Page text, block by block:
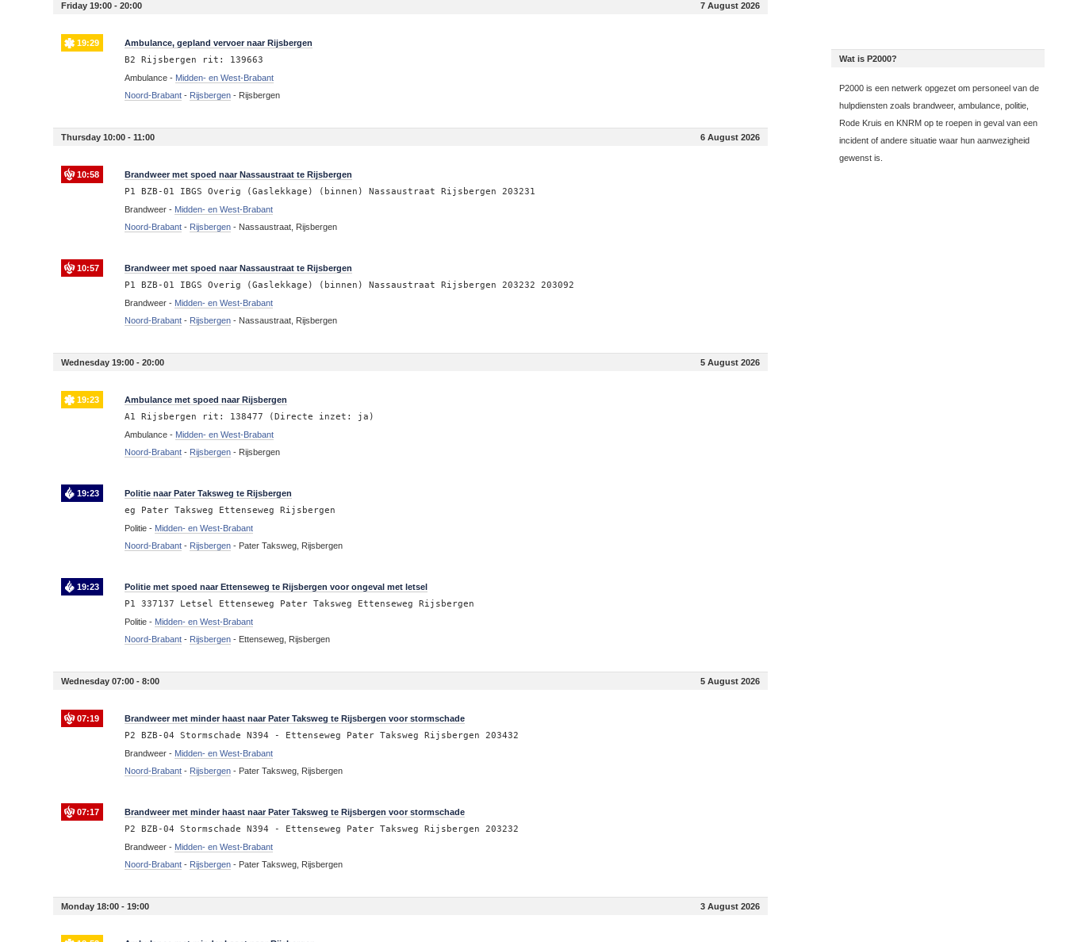
Friday 19:00 - 20:00 7 August 2026
19:29 Ambulance, gepland vervoer naar Rijsbergen
B2 Rijsbergen rit: 139663
Ambulance - Midden- en West-Brabant
Noord-Brabant - Rijsbergen - Rijsbergen
Thursday 10:00 - 11:00 6 August 2026
10:58 Brandweer met spoed naar Nassaustraat te Rijsbergen
P1 BZB-01 IBGS Overig (Gaslekkage) (binnen) Nassaustraat Rijsbergen 203231
Brandweer - Midden- en West-Brabant
Noord-Brabant - Rijsbergen - Nassaustraat, Rijsbergen
10:57 Brandweer met spoed naar Nassaustraat te Rijsbergen
P1 BZB-01 IBGS Overig (Gaslekkage) (binnen) Nassaustraat Rijsbergen 203232 203092
Brandweer - Midden- en West-Brabant
Noord-Brabant - Rijsbergen - Nassaustraat, Rijsbergen
Wednesday 19:00 - 20:00 5 August 2026
19:23 Ambulance met spoed naar Rijsbergen
A1 Rijsbergen rit: 138477 (Directe inzet: ja)
Ambulance - Midden- en West-Brabant
Noord-Brabant - Rijsbergen - Rijsbergen
19:23 Politie naar Pater Taksweg te Rijsbergen
eg Pater Taksweg Ettenseweg Rijsbergen
Politie - Midden- en West-Brabant
Noord-Brabant - Rijsbergen - Pater Taksweg, Rijsbergen
19:23 Politie met spoed naar Ettenseweg te Rijsbergen voor ongeval met letsel
P1 337137 Letsel Ettenseweg Pater Taksweg Ettenseweg Rijsbergen
Politie - Midden- en West-Brabant
Noord-Brabant - Rijsbergen - Ettenseweg, Rijsbergen
Wednesday 07:00 - 8:00 5 August 2026
07:19 Brandweer met minder haast naar Pater Taksweg te Rijsbergen voor stormschade
P2 BZB-04 Stormschade N394 - Ettenseweg Pater Taksweg Rijsbergen 203432
Brandweer - Midden- en West-Brabant
Noord-Brabant - Rijsbergen - Pater Taksweg, Rijsbergen
07:17 Brandweer met minder haast naar Pater Taksweg te Rijsbergen voor stormschade
P2 BZB-04 Stormschade N394 - Ettenseweg Pater Taksweg Rijsbergen 203232
Brandweer - Midden- en West-Brabant
Noord-Brabant - Rijsbergen - Pater Taksweg, Rijsbergen
Monday 18:00 - 19:00 3 August 2026
Wat is P2000?
P2000 is een netwerk opgezet om personeel van de
hulpdiensten zoals brandweer, ambulance, politie,
Rode Kruis en KNRM op te roepen in geval van een
incident of andere situatie waar hun aanwezigheid
gewenst is.